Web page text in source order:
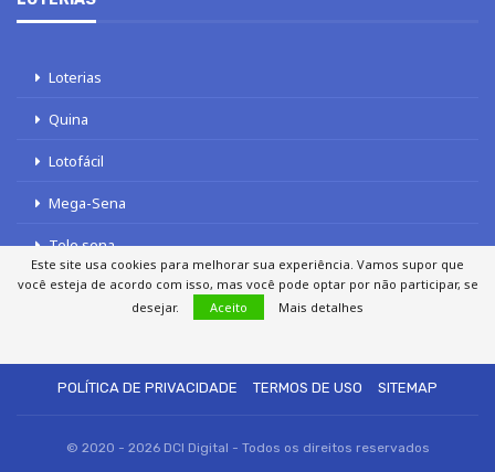
Loterias
Quina
Lotofácil
Mega-Sena
Tele sena
POLÍTICA DE PRIVACIDADE
TERMOS DE USO SITEMAP
© 2020 - 2026 DCI Digital - Todos os direitos reservados
Este site usa cookies para melhorar sua experiência. Vamos supor que
você esteja de acordo com isso, mas você pode optar por não participar, se
desejar.
Aceito Mais detalhes